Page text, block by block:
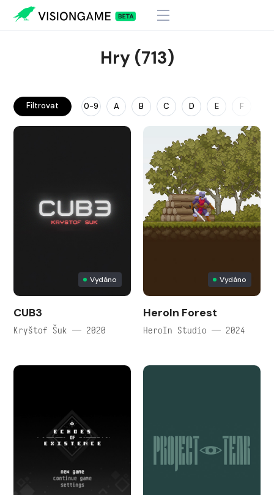
Hry (713)
Filtrovat 0-9 A B C D E F
Vydáno
CUB3
Kryštof Šuk — 2020
Vydáno
HeroIn Forest
HeroIn Studio — 2024